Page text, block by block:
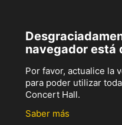
navegador está
Por favor, actualice la
para poder utilizar
Concert Hall.
Saber más